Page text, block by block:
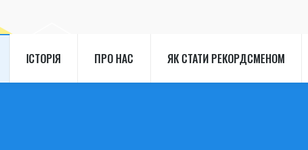
ІСТОРІЯ ПРО НАС ЯК СТАТИ РЕКОРДСМЕНОМ